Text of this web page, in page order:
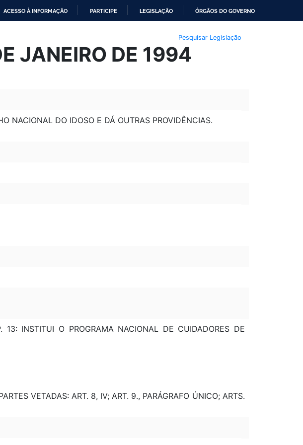
ACESSO À INFORMAÇÃO PARTICIPE LEGISLAÇÃO ÓRGÃOS DO GOVERNO
Pesquisar Legislação
JANEIRO DE 1994
NACIONAL DO IDOSO E DÁ OUTRAS PROVIDÊNCIAS.
INSTITUI O PROGRAMA NACIONAL DE CUIDADORES DE
VETADAS: ART. 8, IV; ART. 9., PARÁGRAFO ÚNICO; ARTS.